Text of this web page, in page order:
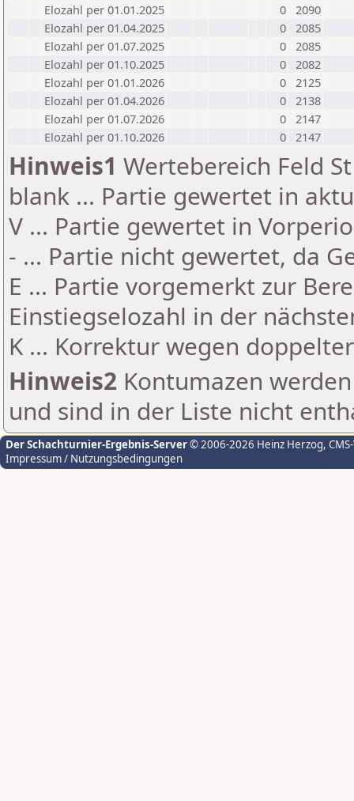
Elozahl per 01.01.2025
0 2090
Elozahl per 01.04.2025
0 2085
Elozahl per 01.07.2025
0 2085
Elozahl per 01.10.2025
0 2082
Elozahl per 01.01.2026
0 2125
Elozahl per 01.04.2026
0 2138
Elozahl per 01.07.2026
0 2147
Elozahl per 01.10.2026
0 2147
Hinweis1 Wertebereich Feld
blank ... Partie gewertet in
V ... Partie gewertet in
- ... Partie nicht gewertet, da
E ... Partie vorgemerkt zur
Einstiegselozahl in der
K ... Korrektur wegen
Hinweis2 Kontumazen
und sind in der Liste nicht
Der Schachturnier-Ergebnis-Server© 2006-2026 Heinz Herzog,
Impressum / Nutzungsbedingungen